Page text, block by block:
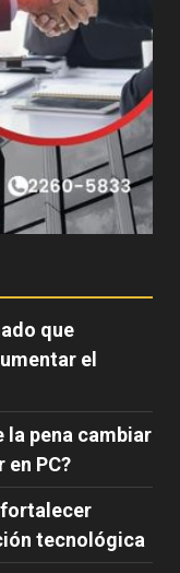
que
el
la pena cambiar
PC?
fortalecer
tecnológica